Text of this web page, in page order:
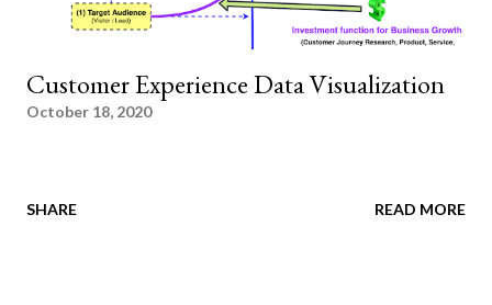
Customer Experience Data Visualization
October 18, 2020
SHARE READ MORE